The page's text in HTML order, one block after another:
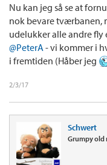
Nu kan jeg så se at
nok bevare tværbanen,
udelukker alle andre fly
@PeterA - vi kommer i
i fremtiden (Håber jeg
2/3/17
Schwert
Grumpy old